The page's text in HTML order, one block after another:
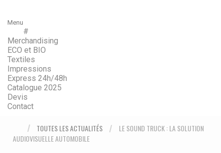
Menu
#
Merchandising
ECO et BIO
Textiles
Impressions
Express 24h/48h
Catalogue 2025
Devis
Contact
TOUTES LES ACTUALITÉS
LE SOUND TRUCK : LA SOLUTION
AUDIOVISUELLE AUTOMOBILE